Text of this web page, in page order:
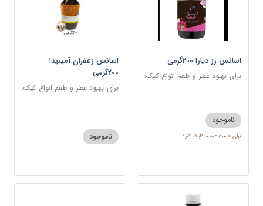
اسانس رز دیارا 200گرمی
برای بهبود عطر و طعم انواع کیک،
ناموجود
برای قیمت عمده کلیک کنید
اسانس زعفران آمیتیدا
200گرمی
برای بهبود عطر و طعم انواع کیک،
ناموجود